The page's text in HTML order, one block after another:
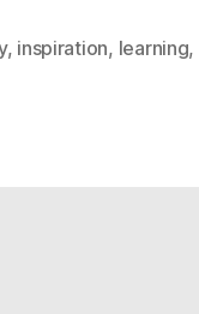
, inspiration, learning,